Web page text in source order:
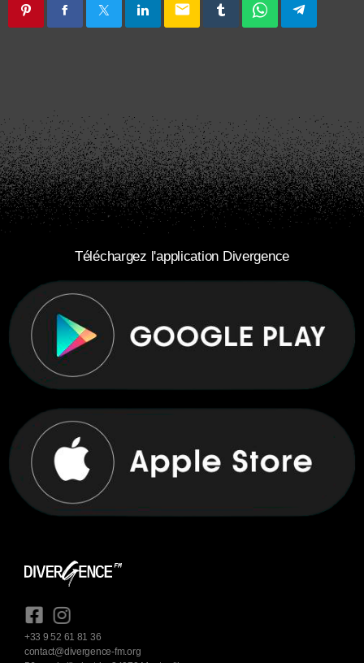
email
Téléchargez l'application Divergence
+33 9 52 61 81 36
contact@divergence-fm.org